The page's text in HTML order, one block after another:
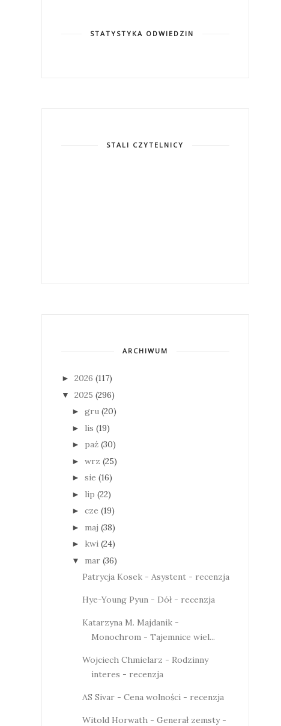
STATYSTYKA ODWIEDZIN
STALI CZYTELNICY
ARCHIWUM
► 2026 (117)
▼ 2025 (296)
► gru (20)
► lis (19)
► paź (30)
► wrz (25)
► sie (16)
► lip (22)
► cze (19)
► maj (38)
► kwi (24)
▼ mar (36)
Patrycja Kosek - Asystent - recenzja
Hye-Young Pyun - Dół - recenzja
Katarzyna M. Majdanik -
Monochrom - Tajemnice wiel...
Wojciech Chmielarz - Rodzinny
interes - recenzja
AS Sivar - Cena wolności - recenzja
Witold Horwath - Generał zemsty -